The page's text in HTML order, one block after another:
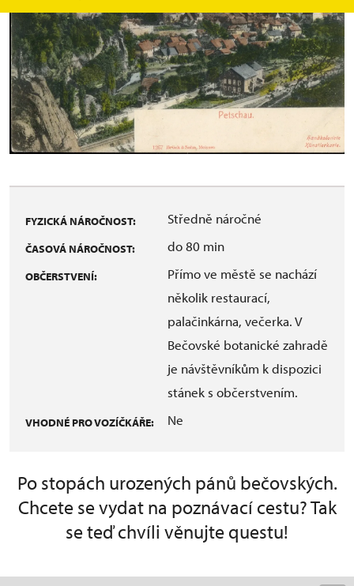
FYZICKÁ NÁROČNOST: Středně náročné
ČASOVÁ NÁROČNOST: do 80 min
OBČERSTVENÍ:
Přímo ve městě se nachází
několik restaurací,
palačinkárna, večerka. V
Bečovské botanické zahradě
je návštěvníkům k dispozici
stánek s občerstvením.
VHODNÉ PRO VOZÍČKÁŘE: Ne
Po stopách urozených pánů bečovských.
Chcete se vydat na poznávací cestu? Tak
se teď chvíli věnujte questu!